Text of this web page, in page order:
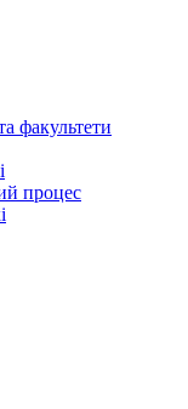
факультети
процес